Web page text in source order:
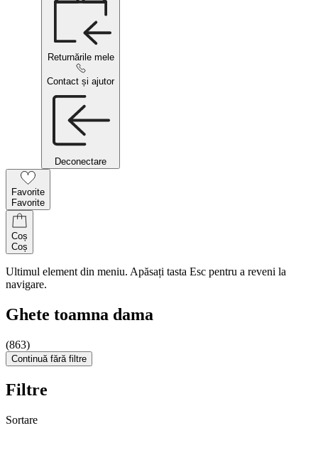
Returnările mele
Contact și ajutor
Deconectare
Favorite
Favorite
Coș
Coș
Ultimul element din meniu. Apăsați tasta Esc pentru a reveni la
navigare.
Ghete toamna dama
(863)
Continuă fără filtre
Filtre
Sortare